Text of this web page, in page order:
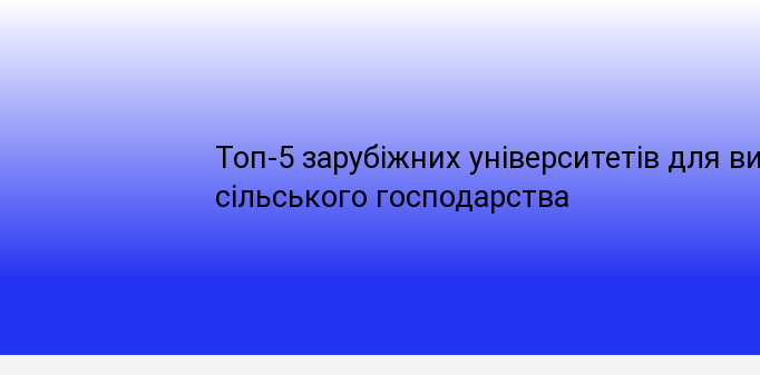
Топ-5 зарубіжних університетів для
сільського господарства